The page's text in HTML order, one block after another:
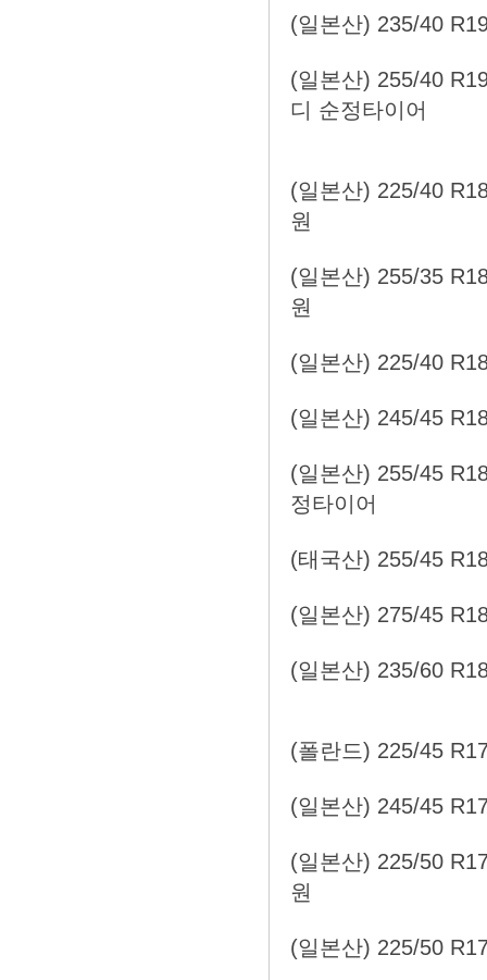
(일본산) 235/40
(일본산) 255/40
디 순정타이어
(일본산) 225/40
원
(일본산) 255/35
원
(일본산) 225/40
(일본산) 245/45
(일본산) 255/45
정타이어
(태국산) 255/45
(일본산) 275/45
(일본산) 235/60
(폴란드) 225/45
(일본산) 245/45
(일본산) 225/50
원
(일본산) 225/50